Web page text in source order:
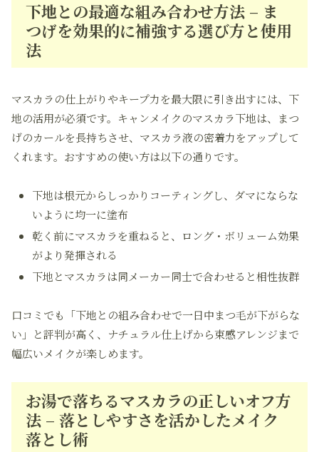
下地との最適な組み合わせ方法 – ま
つげを効果的に補強する選び方と使用
法
マスカラの仕上がりやキープ力を最大限に引き出すには、下
地の活用が必須です。キャンメイクのマスカラ下地は、まつ
げのカールを長持ちさせ、マスカラ液の密着力をアップして
くれます。おすすめの使い方は以下の通りです。
下地は根元からしっかりコーティングし、ダマにならな
いように均一に塗布
乾く前にマスカラを重ねると、ロング・ボリューム効果
がより発揮される
下地とマスカラは同メーカー同士で合わせると相性抜群
口コミでも「下地との組み合わせで一日中まつ毛が下がらな
い」と評判が高く、ナチュラル仕上げから束感アレンジまで
幅広いメイクが楽しめます。
お湯で落ちるマスカラの正しいオフ方
法 – 落としやすさを活かしたメイク
落とし術